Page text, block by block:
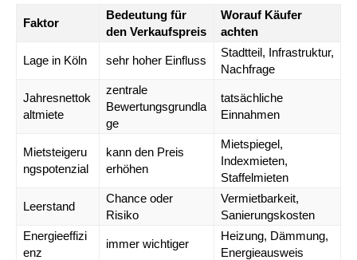
Faktor
Bedeutung für
den Verkaufspreis
Worauf Käufer
achten
Lage in Köln sehr hoher Einfluss
Stadtteil, Infrastruktur,
Nachfrage
Jahresnettok
altmiete
zentrale
Bewertungsgrundla
ge
tatsächliche
Einnahmen
Mietsteigeru
ngspotenzial
kann den Preis
erhöhen
Mietspiegel,
Indexmieten,
Staffelmieten
Leerstand
Chance oder
Risiko
Vermietbarkeit,
Sanierungskosten
Energieeffizi
enz
immer wichtiger
Heizung, Dämmung,
Energieausweis